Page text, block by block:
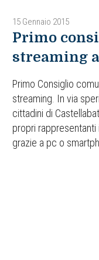
15 Gennaio 2015
Primo
streaming
Primo Consiglio
streaming. In via
cittadini di
propri
grazie a pc o